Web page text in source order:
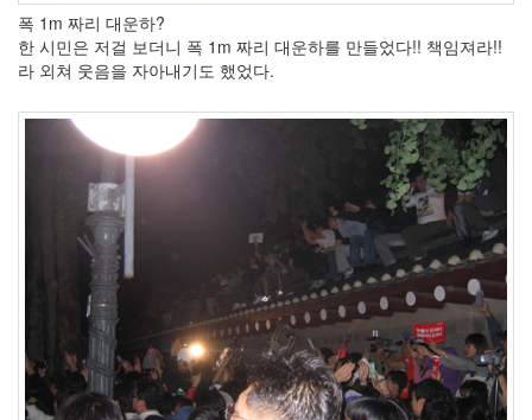
폭 1m 짜리 대운하?
한 시민은 저걸 보더니 폭 1m 짜리 대운하를 만들었다!! 책임져라!!
라 외쳐 웃음을 자아내기도 했었다.